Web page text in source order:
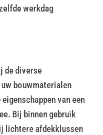
werkdag
de diverse
bouwmaterialen
van een
Bij binnen gebruik
lichtere afdekklussen